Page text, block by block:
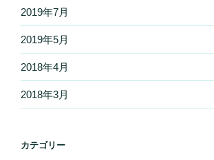
2019年7月
2019年5月
2018年4月
2018年3月
カテゴリー